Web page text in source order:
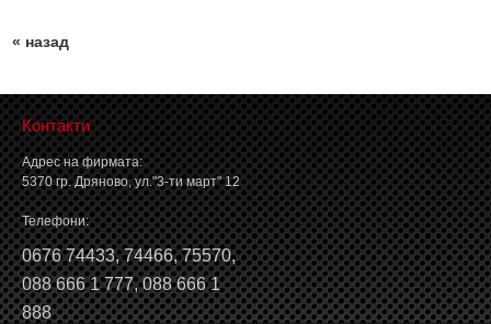
« назад
Контакти
Адрес на фирмата:
5370 гр. Дряново, ул."3-ти март" 12
Телефони:
0676 74433,74466,75570,
088 666 1 777,088 666 1
888